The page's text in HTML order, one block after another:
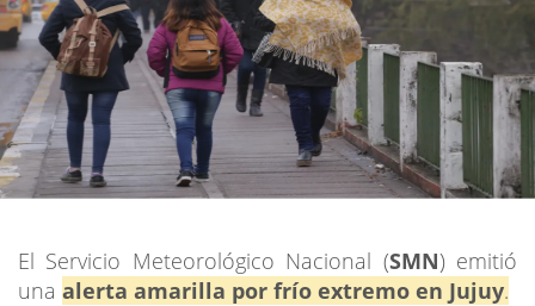
El Servicio Meteorológico Nacional (SMN) emitió
una alerta amarilla por frío extremo en Jujuy.